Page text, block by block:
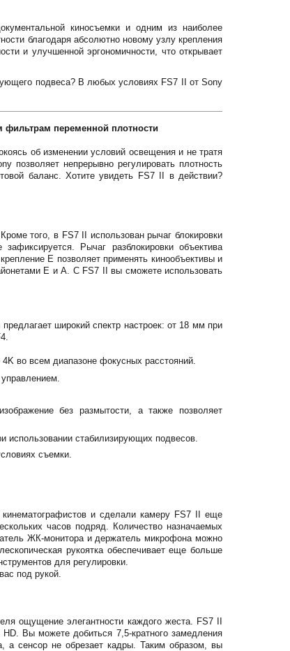
киносъемки и одним из наиболее
благодаря абсолютно новому узлу крепления
и улучшенной эргономичности, что открывает
подвеса? В любых условиях FS7 II от Sony
переменной плотности
об изменении условий освещения и не тратя
позволяет непрерывно регулировать плотность
баланс. Хотите увидеть FS7 II в действии?
того, в FS7 II использован рычаг блокировки
Рычаг разблокировки объектива
E позволяет применять кинообъективы и
E и A. С FS7 II вы сможете использовать
широкий спектр настроек: от 18 мм при
во всем диапазоне фокусных расстояний.
без размытости, а также позволяет
использовании стабилизирующих подвесов.
съемки.
и сделали камеру FS7 II еще
часов подряд. Количество назначаемых
ЖК-монитора и держатель микрофона можно
рукоятка обеспечивает еще больше
для регулировки.
под рукой.
ощущение элегантности каждого жеста. FS7 II
Вы можете добиться 7,5-кратного замедления
а сенсор не обрезает кадры. Таким образом, вы